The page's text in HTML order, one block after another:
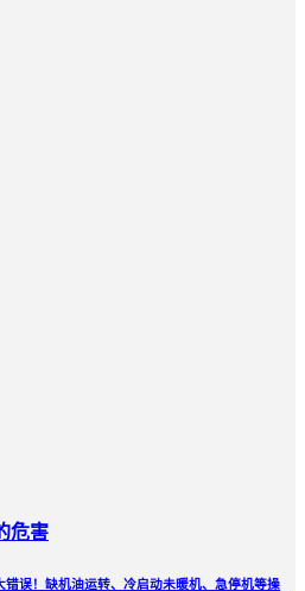
危害
误！缺机油运转、冷启动未暖机、急停机等操